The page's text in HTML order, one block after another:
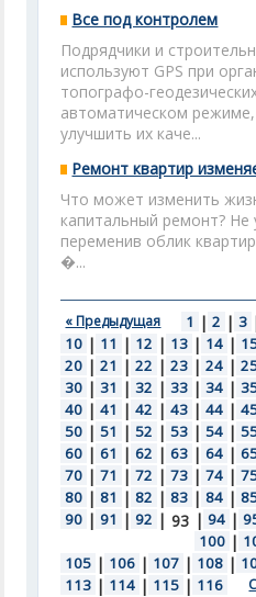
Все под контролем
Подрядчики и
используют GPS при
топографо-
автоматическом
улучшить их каче...
Ремонт квартир
Что может изменить
капитальный ремонт? Не
переменив облик
�...
« Предыдущая 1 | 2 | 3
10 | 11 | 12 | 13 | 14 |
20 | 21 | 22 | 23 | 24 |
30 | 31 | 32 | 33 | 34 |
40 | 41 | 42 | 43 | 44 |
50 | 51 | 52 | 53 | 54 |
60 | 61 | 62 | 63 | 64 |
70 | 71 | 72 | 73 | 74 |
80 | 81 | 82 | 83 | 84 |
90 | 91 | 92 | 93 | 94 |
100 |
105 | 106 | 107 | 108 |
113 | 114 | 115 | 116